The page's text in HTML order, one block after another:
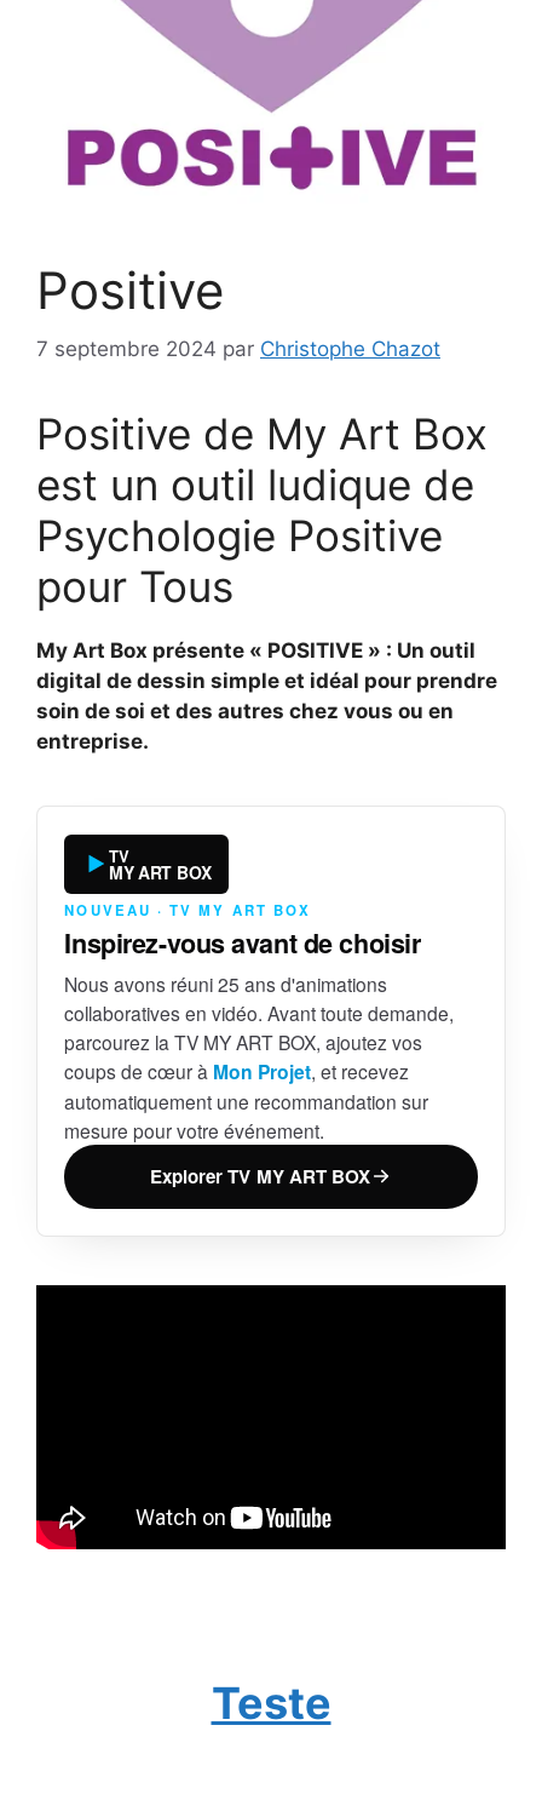
Positive
7 septembre 2024 par Christophe Chazot
Positive de My Art Box
est un outil ludique de
Psychologie Positive
pour Tous
My Art Box présente « POSITIVE » : Un outil
digital de dessin simple et idéal pour prendre
soin de soi et des autres chez vous ou en
entreprise.
TV
MY ART BOX
NOUVEAU · TV MY ART BOX
Inspirez-vous avant de choisir
Nous avons réuni 25 ans d'animations
collaboratives en vidéo. Avant toute demande,
parcourez la TV MY ART BOX, ajoutez vos
coups de cœur à Mon Projet, et recevez
automatiquement une recommandation sur
mesure pour votre événement.
Explorer TV MY ART BOX
Teste